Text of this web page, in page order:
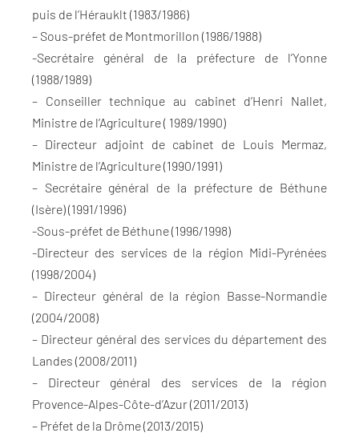
puis de l’Hérauklt (1983/1986)
– Sous-préfet de Montmorillon (1986/1988)
-Secrétaire général de la préfecture de l’Yonne
(1988/1989)
– Conseiller technique au cabinet d’Henri Nallet,
Ministre de l’Agriculture ( 1989/1990)
– Directeur adjoint de cabinet de Louis Mermaz,
Ministre de l’Agriculture (1990/1991)
– Secrétaire général de la préfecture de Béthune
(Isère) (1991/1996)
-Sous-préfet de Béthune (1996/1998)
-Directeur des services de la région Midi-Pyrénées
(1998/2004)
– Directeur général de la région Basse-Normandie
(2004/2008)
– Directeur général des services du département des
Landes (2008/2011)
– Directeur général des services de la région
Provence-Alpes-Côte-d’Azur (2011/2013)
– Préfet de la Drôme (2013/2015)